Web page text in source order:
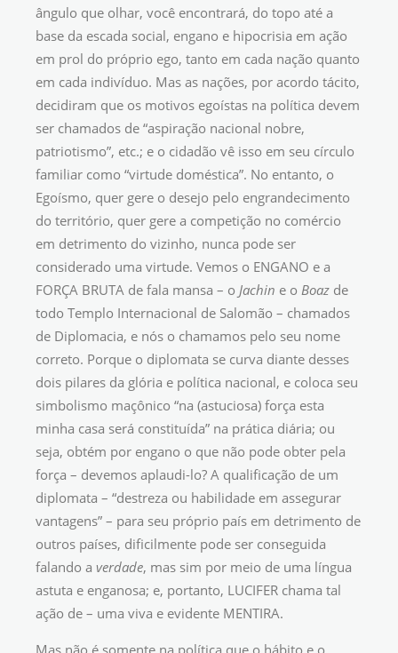
ângulo que olhar, você encontrará, do topo até a
base da escada social, engano e hipocrisia em ação
em prol do próprio ego, tanto em cada nação quanto
em cada indivíduo. Mas as nações, por acordo tácito,
decidiram que os motivos egoístas na política devem
ser chamados de “aspiração nacional nobre,
patriotismo”, etc.; e o cidadão vê isso em seu círculo
familiar como “virtude doméstica”. No entanto, o
Egoísmo, quer gere o desejo pelo engrandecimento
do território, quer gere a competição no comércio
em detrimento do vizinho, nunca pode ser
considerado uma virtude. Vemos o ENGANO e a
FORÇA BRUTA de fala mansa – o Jachin e o Boaz de
todo Templo Internacional de Salomão – chamados
de Diplomacia, e nós o chamamos pelo seu nome
correto. Porque o diplomata se curva diante desses
dois pilares da glória e política nacional, e coloca seu
simbolismo maçônico “na (astuciosa) força esta
minha casa será constituída” na prática diária; ou
seja, obtém por engano o que não pode obter pela
força – devemos aplaudi-lo? A qualificação de um
diplomata – “destreza ou habilidade em assegurar
vantagens” – para seu próprio país em detrimento de
outros países, dificilmente pode ser conseguida
falando a verdade, mas sim por meio de uma língua
astuta e enganosa; e, portanto, LUCIFER chama tal
ação de – uma viva e evidente MENTIRA.
Mas não é somente na política que o hábito e o